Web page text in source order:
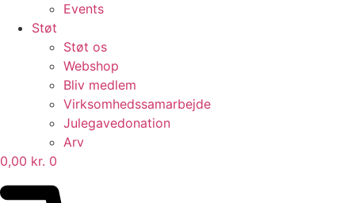
Events
Støt
Støt os
Webshop
Bliv medlem
Virksomhedssamarbejde
Julegavedonation
Arv
0,00 kr. 0